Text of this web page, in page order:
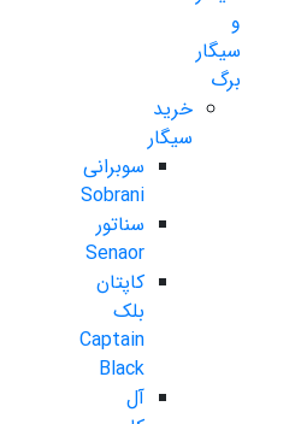
و
سیگار
برگ
خرید
سیگار
سوبرانی
Sobrani
سناتور
Senaor
کاپتان
بلک
Captain
Black
آل